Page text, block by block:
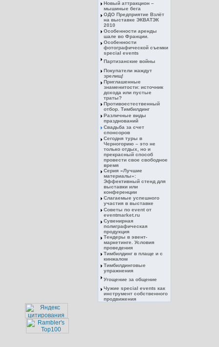
Новый аттракцион –
мышиные бега
ОДО Предприятие Взлёт
на выставке ЭКВАТЭК
2010
Особенности аренды
шале во Франции.
Особенности
фотографической съемки
special events
Партизанские войны
Покупатели жаждут
зрелищ!
Приглашенные
знаменитости: источник
дохода или пустые
траты?
Противоестественный
отбор. Тимбилдинг
Различные виды
празднований
Свадьба за счет
спонсоров
Сегодня туры в
Черногорию – это не
только отдых, но и
прекрасный способ
провести свое свободное
время
Серия «Лучшие
материалы»:
Эффективный стенд для
выставки или
конференции
Слагаемые успешного
участия в выставке
Советы по event от
eventmarket.ru
Сувенирная
полиграфическая
продукция
Тендеры в эвент-
маркетинге. Условия
проведения
Тимбилдинг в плаще и с
кинжалом
Тимбилдинговые
упражнения
Угощение за общение
Чужие special events как
инструмент собственного
продвижения